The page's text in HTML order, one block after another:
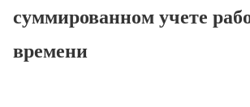
суммированном учете
времени